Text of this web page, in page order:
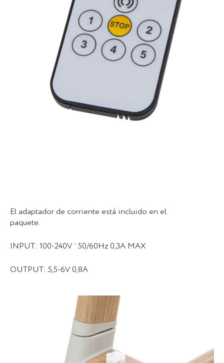
El adaptador de corriente está incluido en el
paquete.
INPUT: 100-240V ` 50/60Hz 0,3A MAX
OUTPUT: 5,5-6V 0,8A